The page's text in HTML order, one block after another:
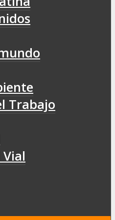
Trabajo